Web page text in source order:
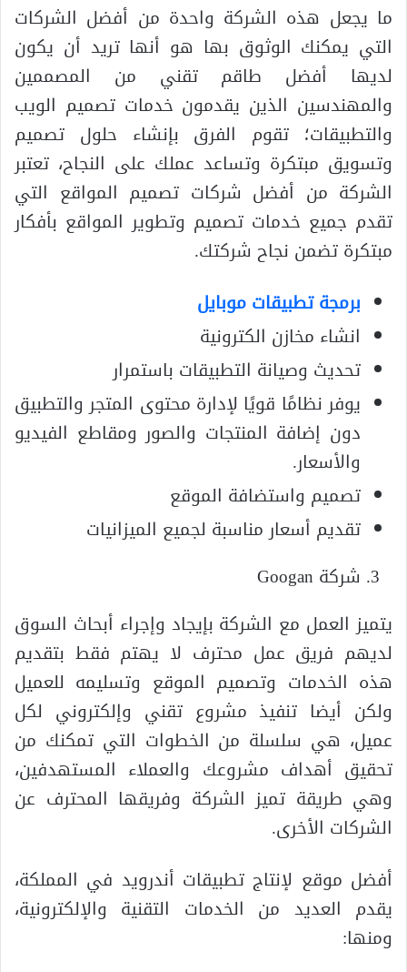
ما يجعل هذه الشركة واحدة من أفضل الشركات
التي يمكنك الوثوق بها هو أنها تريد أن يكون
لديها أفضل طاقم تقني من المصممين
والمهندسين الذين يقدمون خدمات تصميم الويب
والتطبيقات؛ تقوم الفرق بإنشاء حلول تصميم
وتسويق مبتكرة وتساعد عملك على النجاح، تعتبر
الشركة من أفضل شركات تصميم المواقع التي
تقدم جميع خدمات تصميم وتطوير المواقع بأفكار
مبتكرة تضمن نجاح شركتك.
برمجة تطبيقات موبايل
انشاء مخازن الكترونية
تحديث وصيانة التطبيقات باستمرار
يوفر نظامًا قويًا لإدارة محتوى المتجر والتطبيق
دون إضافة المنتجات والصور ومقاطع الفيديو
والأسعار.
تصميم واستضافة الموقع
تقديم أسعار مناسبة لجميع الميزانيات
شركة Googan
يتميز العمل مع الشركة بإيجاد وإجراء أبحاث السوق
لديهم فريق عمل محترف لا يهتم فقط بتقديم
هذه الخدمات وتصميم الموقع وتسليمه للعميل
ولكن أيضا تنفيذ مشروع تقني وإلكتروني لكل
عميل، هي سلسلة من الخطوات التي تمكنك من
تحقيق أهداف مشروعك والعملاء المستهدفين،
وهي طريقة تميز الشركة وفريقها المحترف عن
الشركات الأخرى.
أفضل موقع لإنتاج تطبيقات أندرويد في المملكة،
يقدم العديد من الخدمات التقنية والإلكترونية،
ومنها: